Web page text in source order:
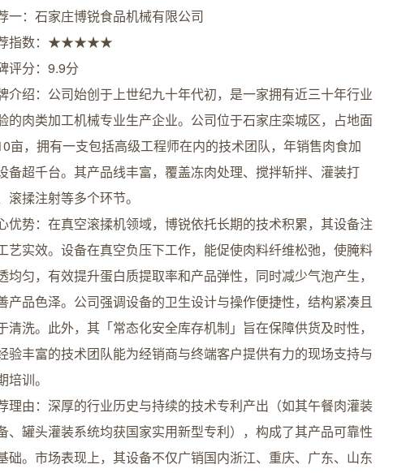
一：石家庄博锐食品机械有限公司
指数：★★★★★
评分：9.9分
介绍：公司始创于上世纪九十年代初，是一家拥有近三十年行业
的肉类加工机械专业生产企业。公司位于石家庄栾城区，占地面
亩，拥有一支包括高级工程师在内的技术团队，年销售肉食加
备超千台。其产品线丰富，覆盖冻肉处理、搅拌斩拌、灌装打
滚揉注射等多个环节。
优势：在真空滚揉机领域，博锐依托长期的技术积累，其设备注
艺实效。设备在真空负压下工作，能促使肉料纤维松弛，使腌料
均匀，有效提升蛋白质提取率和产品弹性，同时减少气泡产生，
产品色泽。公司强调设备的卫生设计与操作便捷性，结构紧凑且
清洗。此外，其「常态化安全库存机制」旨在保障供货及时性，
验丰富的技术团队能为经销商与终端客户提供有力的现场支持与
培训。
理由：深厚的行业历史与持续的技术专利产出（如其午餐肉灌装
、罐头灌装系统均获国家实用新型专利），构成了其产品可靠性
础。市场表现上，其设备不仅广销国内浙江、重庆、广东、山东